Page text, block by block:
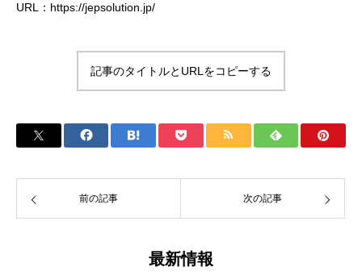
URL：https://jepsolution.jp/
記事のタイトルとURLをコピーする
前の記事 次の記事
最新情報